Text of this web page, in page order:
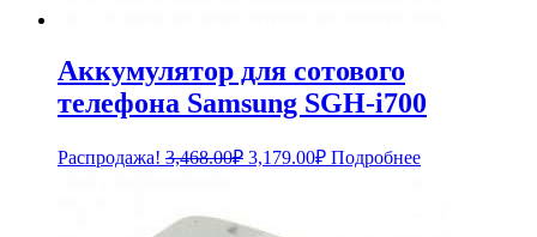
Аккумулятор для сотового
телефона Samsung SGH-i700
Распродажа! 3,468.00₽ Первоначальная
3,179.00₽Текущая
цена:
Подробнее